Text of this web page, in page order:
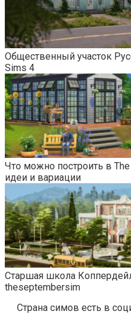
Общественный участок
Sims 4
Что можно построить в
идеи и вариации
Старшая школа
theseptembersim
Страна симов есть в